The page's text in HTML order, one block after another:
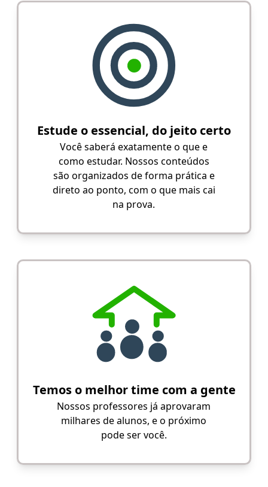
Estude o essencial, do jeito certo
Você saberá exatamente o que e
como estudar. Nossos conteúdos
são organizados de forma prática e
direto ao ponto, com o que mais cai
na prova.
Temos o melhor time com a gente
Nossos professores já aprovaram
milhares de alunos, e o próximo
pode ser você.